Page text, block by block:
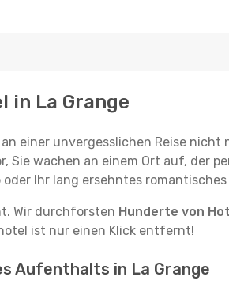
in La Grange
einer unvergesslichen Reise
Sie wachen an einem Ort auf, der
Ihr lang ersehntes romantisches
Wir durchforsten Hunderte von
ist nur einen Klick entfernt!
Aufenthalts in La Grange